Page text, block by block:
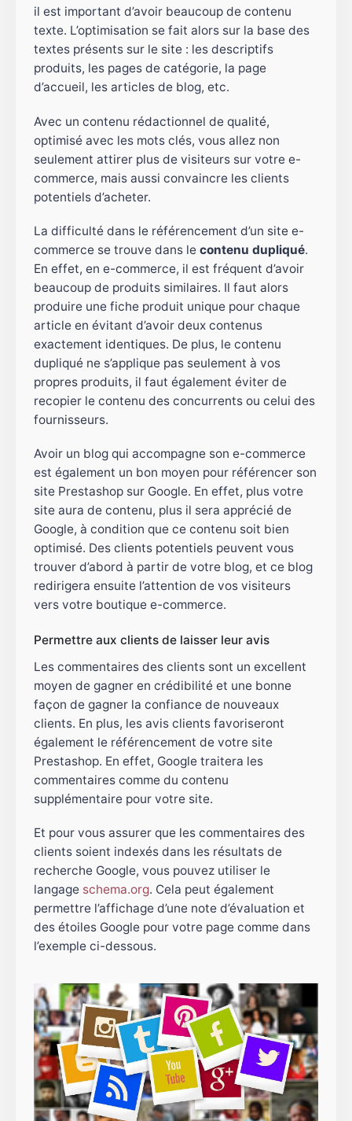
il est important d’avoir beaucoup de contenu
texte. L’optimisation se fait alors sur la base des
textes présents sur le site : les descriptifs
produits, les pages de catégorie, la page
d’accueil, les articles de blog, etc.
Avec un contenu rédactionnel de qualité,
optimisé avec les mots clés, vous allez non
seulement attirer plus de visiteurs sur votre e-
commerce, mais aussi convaincre les clients
potentiels d’acheter.
La difficulté dans le référencement d’un site e-
commerce se trouve dans lecontenu dupliqué.
En effet, en e-commerce, il est fréquent d’avoir
beaucoup de produits similaires. Il faut alors
produire une fiche produit unique pour chaque
article en évitant d’avoir deux contenus
exactement identiques. De plus, le contenu
dupliqué ne s’applique pas seulement à vos
propres produits, il faut également éviter de
recopier le contenu des concurrents ou celui des
fournisseurs.
Avoir un blog qui accompagne son e-commerce
est également un bon moyen pour référencer son
site Prestashop sur Google. En effet, plus votre
site aura de contenu, plus il sera apprécié de
Google, à condition que ce contenu soit bien
optimisé. Des clients potentiels peuvent vous
trouver d’abord à partir de votre blog, et ce blog
redirigera ensuite l’attention de vos visiteurs
vers votre boutique e-commerce.
Permettre aux clients de laisser leur avis
Les commentaires des clients sont un excellent
moyen de gagner en crédibilité et une bonne
façon de gagner la confiance de nouveaux
clients. En plus, les avis clients favoriseront
également le référencement de votre site
Prestashop. En effet, Google traitera les
commentaires comme du contenu
supplémentaire pour votre site.
Et pour vous assurer que les commentaires des
clients soient indexés dans les résultats de
recherche Google, vous pouvez utiliser le
langage schema.org. Cela peut également
permettre l’affichage d’une note d’évaluation et
des étoiles Google pour votre page comme dans
l’exemple ci-dessous.